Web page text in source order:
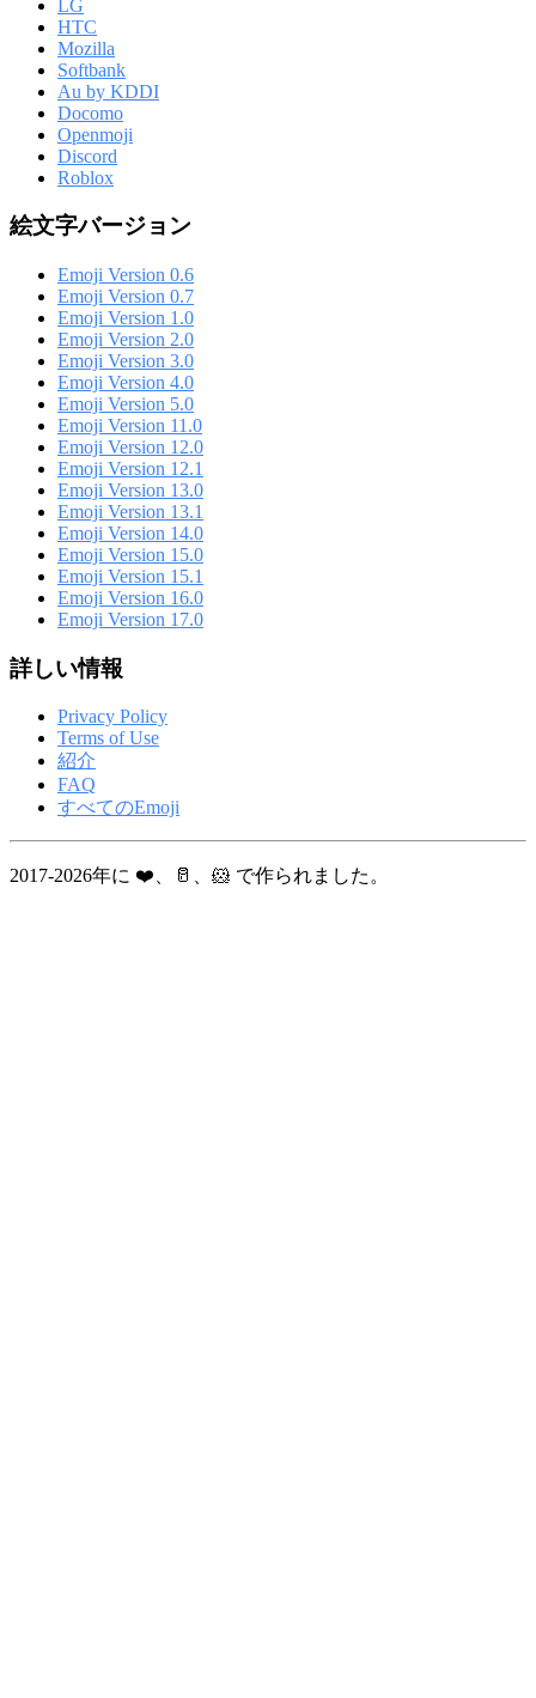
LG
HTC
Mozilla
Softbank
Au by KDDI
Docomo
Openmoji
Discord
Roblox
絵文字バージョン
Emoji Version 0.6
Emoji Version 0.7
Emoji Version 1.0
Emoji Version 2.0
Emoji Version 3.0
Emoji Version 4.0
Emoji Version 5.0
Emoji Version 11.0
Emoji Version 12.0
Emoji Version 12.1
Emoji Version 13.0
Emoji Version 13.1
Emoji Version 14.0
Emoji Version 15.0
Emoji Version 15.1
Emoji Version 16.0
Emoji Version 17.0
詳しい情報
Privacy Policy
Terms of Use
紹介
FAQ
すべてのEmoji
2017-2026年に ❤️、🥛、🐹 で作られました。